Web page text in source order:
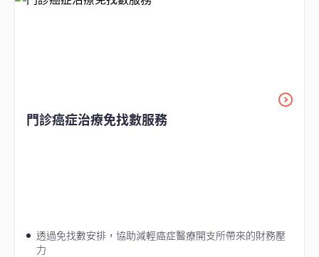
門診癌症治療免找數服務
透過免找數安排，協助減輕癌症醫療開支所帶來的財務壓
力